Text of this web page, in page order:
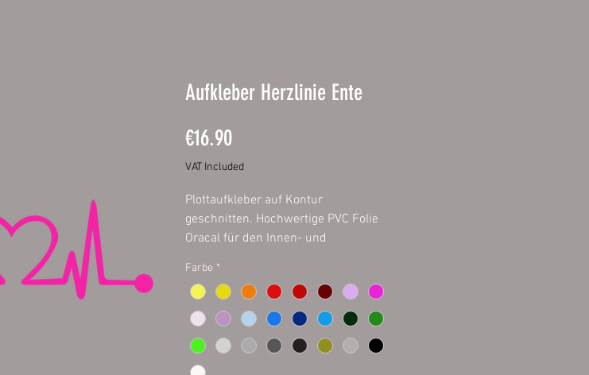
Aufkleber Herzlinie Ente
€16.90Price
VAT Included
Plottaufkleber auf Kontur
geschnitten. Hochwertige PVC Folie
Oracal für den Innen- und
Größen:
ca. 20 x 11 cm
ca. 40 x 22 cm
ca. 60 x 33 cm
Farbe *